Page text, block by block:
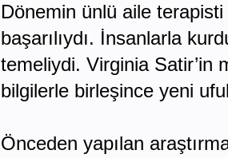
Dönemin ünlü aile terapisti
başarılıydı. İnsanlarla
temeliydi. Virginia Satir’in
bilgilerle birleşince yeni
Önceden yapılan